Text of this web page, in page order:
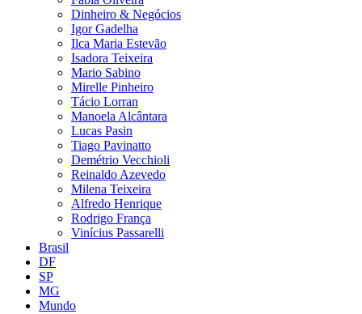
Dinheiro & Negócios
Igor Gadelha
Ilca Maria Estevão
Isadora Teixeira
Mario Sabino
Mirelle Pinheiro
Tácio Lorran
Manoela Alcântara
Lucas Pasin
Tiago Pavinatto
Demétrio Vecchioli
Reinaldo Azevedo
Milena Teixeira
Alfredo Henrique
Rodrigo França
Vinícius Passarelli
Brasil
DF
SP
MG
Mundo